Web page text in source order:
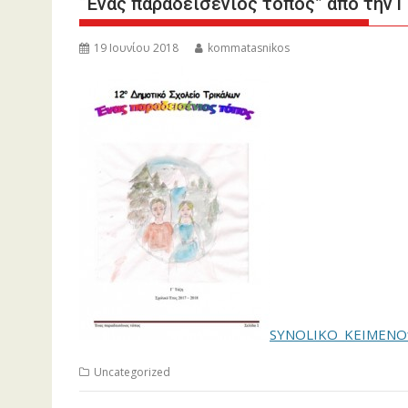
19 Ιουνίου 2018 kommatasnikos
Uncategorized